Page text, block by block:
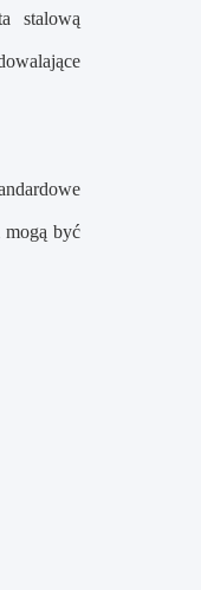
stalową
mogą być